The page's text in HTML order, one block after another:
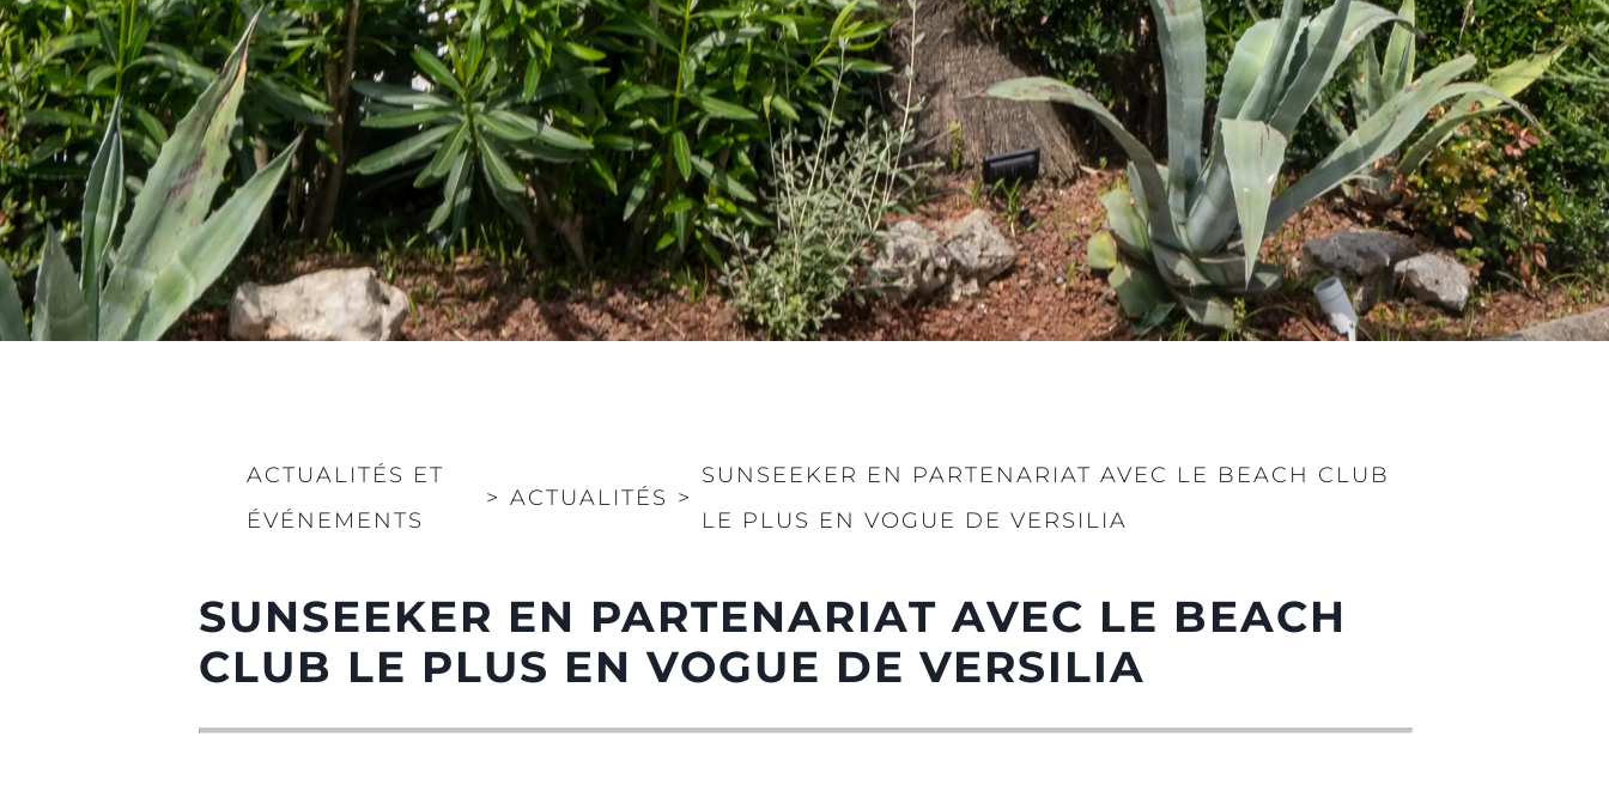
ACTUALITÉS ET
ÉVÉNEMENTS
> ACTUALITÉS >
SUNSEEKER EN PARTENARIAT AVEC LE BEACH CLUB
LE PLUS EN VOGUE DE VERSILIA
SUNSEEKER EN PARTENARIAT AVEC LE BEACH
CLUB LE PLUS EN VOGUE DE VERSILIA